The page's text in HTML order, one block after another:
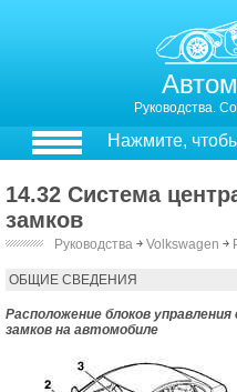
Руководства.
Нажмите,
14.32 Система
замков
Руководства ￫ Volkswagen ￫
ОБЩИЕ СВЕДЕНИЯ
Расположение блоков
замков на автомобиле